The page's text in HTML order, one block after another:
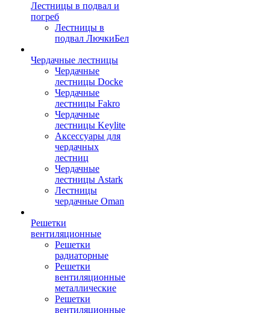
Лестницы в подвал и
погреб
Лестницы в
подвал ЛючкиБел
Чердачные лестницы
Чердачные
лестницы Docke
Чердачные
лестницы Fakro
Чердачные
лестницы Keylite
Аксессуары для
чердачных
лестниц
Чердачные
лестницы Astark
Лестницы
чердачные Oman
Решетки
вентиляционные
Решетки
радиаторные
Решетки
вентиляционные
металлические
Решетки
вентиляционные